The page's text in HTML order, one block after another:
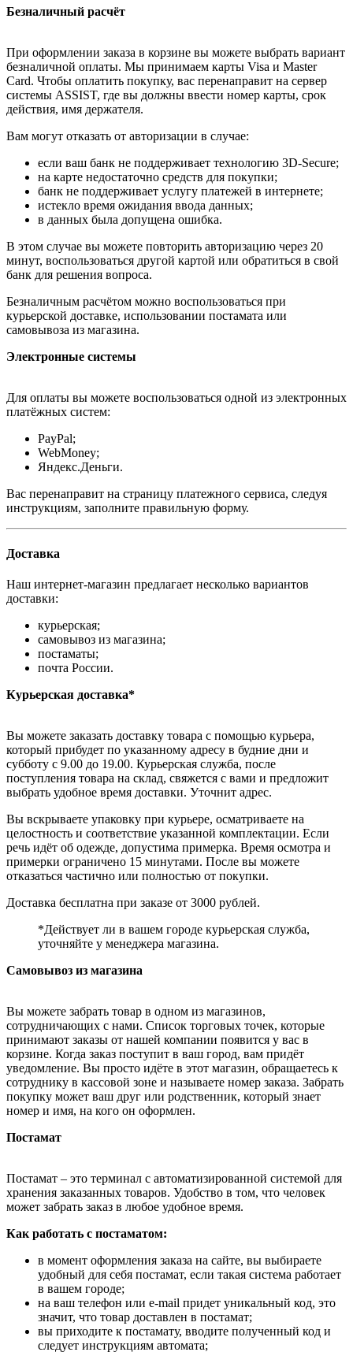
Безналичный расчёт
При оформлении заказа в корзине вы можете выбрать вариант
безналичной оплаты. Мы принимаем карты Visa и Master
Card. Чтобы оплатить покупку, вас перенаправит на сервер
системы ASSIST, где вы должны ввести номер карты, срок
действия, имя держателя.
Вам могут отказать от авторизации в случае:
если ваш банк не поддерживает технологию 3D-Secure;
на карте недостаточно средств для покупки;
банк не поддерживает услугу платежей в интернете;
истекло время ожидания ввода данных;
в данных была допущена ошибка.
В этом случае вы можете повторить авторизацию через 20
минут, воспользоваться другой картой или обратиться в свой
банк для решения вопроса.
Безналичным расчётом можно воспользоваться при
курьерской доставке, использовании постамата или
самовывоза из магазина.
Электронные системы
Для оплаты вы можете воспользоваться одной из электронных
платёжных систем:
PayPal;
WebMoney;
Яндекс.Деньги.
Вас перенаправит на страницу платежного сервиса, следуя
инструкциям, заполните правильную форму.
Доставка
Наш интернет-магазин предлагает несколько вариантов
доставки:
курьерская;
самовывоз из магазина;
постаматы;
почта России.
Курьерская доставка*
Вы можете заказать доставку товара с помощью курьера,
который прибудет по указанному адресу в будние дни и
субботу с 9.00 до 19.00. Курьерская служба, после
поступления товара на склад, свяжется с вами и предложит
выбрать удобное время доставки. Уточнит адрес.
Вы вскрываете упаковку при курьере, осматриваете на
целостность и соответствие указанной комплектации. Если
речь идёт об одежде, допустима примерка. Время осмотра и
примерки ограничено 15 минутами. После вы можете
отказаться частично или полностью от покупки.
Доставка бесплатна при заказе от 3000 рублей.
*Действует ли в вашем городе курьерская служба,
уточняйте у менеджера магазина.
Самовывоз из магазина
Вы можете забрать товар в одном из магазинов,
сотрудничающих с нами. Список торговых точек, которые
принимают заказы от нашей компании появится у вас в
корзине. Когда заказ поступит в ваш город, вам придёт
уведомление. Вы просто идёте в этот магазин, обращаетесь к
сотруднику в кассовой зоне и называете номер заказа. Забрать
покупку может ваш друг или родственник, который знает
номер и имя, на кого он оформлен.
Постамат
Постамат – это терминал с автоматизированной системой для
хранения заказанных товаров. Удобство в том, что человек
может забрать заказ в любое удобное время.
Как работать с постаматом:
в момент оформления заказа на сайте, вы выбираете
удобный для себя постамат, если такая система работает
в вашем городе;
на ваш телефон или e-mail придет уникальный код, это
значит, что товар доставлен в постамат;
вы приходите к постамату, вводите полученный код и
следует инструкциям автомата;